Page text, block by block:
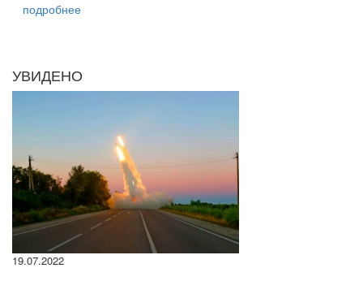
подробнее
УВИДЕНО
19.07.2022